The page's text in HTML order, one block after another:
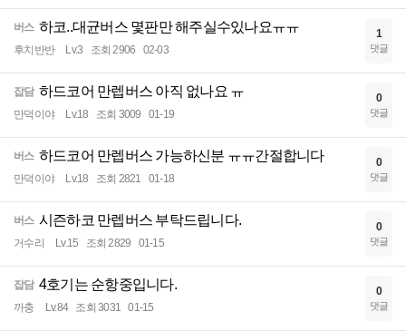
버스 하코..대균버스 몇판만 해주실수있나요ㅠㅠ
후치반반 Lv.3 조회 2906 02-03
1
댓글
잡담 하드코어 만렙버스 아직 없나요 ㅠ
만덕이야 Lv.18 조회 3009 01-19
0
댓글
버스 하드코어 만렙버스 가능하신분 ㅠㅠ간절합니다
만덕이야 Lv.18 조회 2821 01-18
0
댓글
버스 시즌하코 만렙버스 부탁드립니다.
거수리 Lv.15 조회 2829 01-15
0
댓글
잡담 4호기는 순항중입니다.
까충 Lv.84 조회 3031 01-15
0
댓글